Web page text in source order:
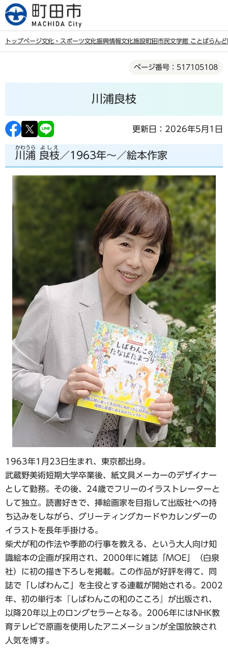
こ
の
す
トップページ文化・スポーツ文化振興情報文化施設町田市民文学館 ことばらんど
ら
ページ番号：517105108
川浦良枝
更新日：2026年5月1日
川浦
かわうら
良枝
よしえ
／1963年～／絵本作家
1963年1月23日生まれ、東京都出身。
武蔵野美術短期大学卒業後、紙文具メーカーのデザイナー
として勤務。その後、24歳でフリーのイラストレーターと
して独立。読書好きで、挿絵画家を目指して出版社への持
ち込みをしながら、グリーティングカードやカレンダーの
イラストを長年手掛ける。
柴犬が和の作法や季節の行事を教える、という大人向け知
識絵本の企画が採用され、2000年に雑誌「MOE」（白泉
社）に初の描き下ろしを掲載。この作品が好評を得て、同
誌で「しばわんこ」を主役とする連載が開始される。2002
年、初の単行本『しばわんこの和のこころ』が出版され、
以降20年以上のロングセラーとなる。2006年にはNHK教
育テレビで原画を使用したアニメーションが全国放映され
人気を博す。